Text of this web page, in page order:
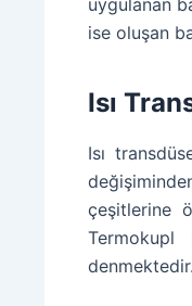
uygulanan
ise oluşan
Isı
Isı
çeşitlerine